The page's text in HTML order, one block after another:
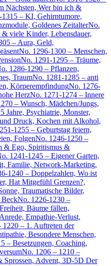
Nächsten, Wer bin ich &
1315 – KI, Gehirntumore,
Goldenes ZeitalterNo.
viele Kinder, Lebensdauer,
– Aura, Geld,
No. 1296-1300 – Menschen,
No. 1291-1295 – Träume,
1286-1290 – Pflanzen,
TraumNo. 1281-1285 – anti
KörperempfindungNo. 1276-
HerzNo. 1271-1274 – Innere
– Wunsch, Mädchen/Jungs,
Jahre, Psychiatrie, Monster,
Druck, Kochen mit Alkohol,
1255 – Geburtstag feiern,
FolgenNo. 1246-1250 –
& Ego, Spiritismus &
1241-1245 – Eigener Garten,
Familie, Network-Marketing,
1240 – Doppelzahlen, Wo ist
Hat Mitgefühl Grenzen?,
Traumatische Bilder,
BeckNo. 1226-1230 –
Bäume fällen,
Empathie-Verlust,
1220 – 1. Auftreten der
Besondere Menschen,
– Besetzungen, Coaching,
No. 1206 – 1210 –
Sprossen, Advent, 3D-5D Der